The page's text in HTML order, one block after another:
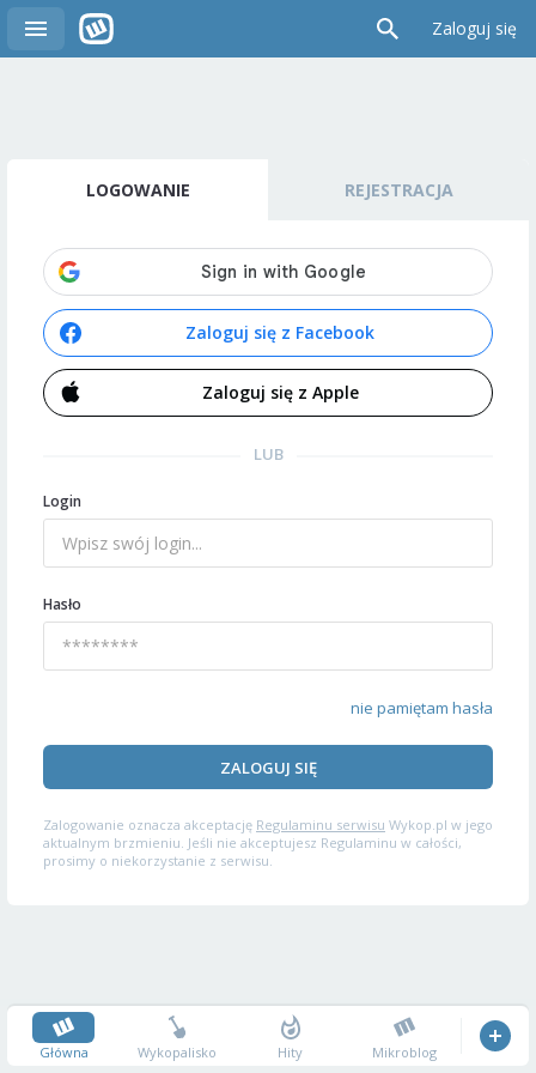
Zaloguj się
LOGOWANIE REJESTRACJA
Zaloguj się z Facebook
Zaloguj się z Apple
LUB
Login
Hasło
nie pamiętam hasła
ZALOGUJ SIĘ
Zalogowanie oznacza akceptację Regulaminu serwisu Wykop.pl w jego
aktualnym brzmieniu. Jeśli nie akceptujesz Regulaminu w całości,
prosimy o niekorzystanie z serwisu.
Główna Wykopalisko Hity Mikroblog